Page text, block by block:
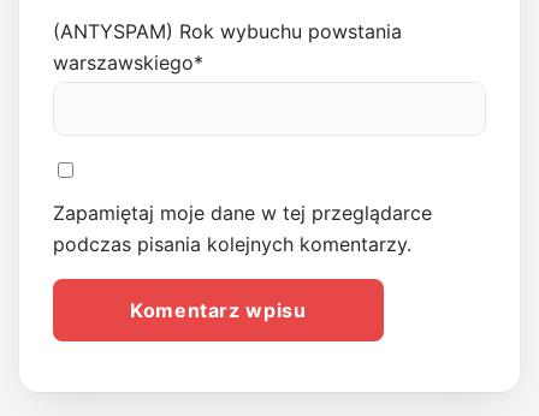
(ANTYSPAM) Rok wybuchu powstania
warszawskiego*
Zapamiętaj moje dane w tej przeglądarce
podczas pisania kolejnych komentarzy.